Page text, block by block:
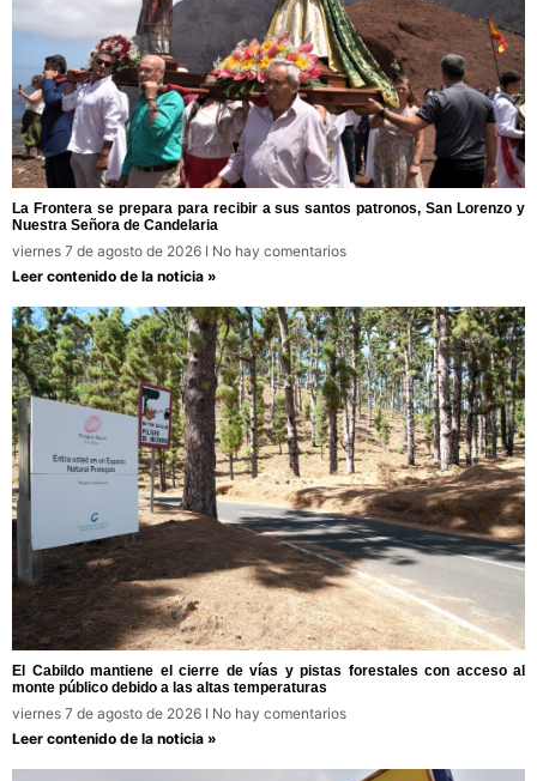
La Frontera se prepara para recibir a sus santos patronos, San Lorenzo y
Nuestra Señora de Candelaria
viernes 7 de agosto de 2026
No hay comentarios
Leer contenido de la noticia »
El Cabildo mantiene el cierre de vías y pistas forestales con acceso al
monte público debido a las altas temperaturas
viernes 7 de agosto de 2026
No hay comentarios
Leer contenido de la noticia »